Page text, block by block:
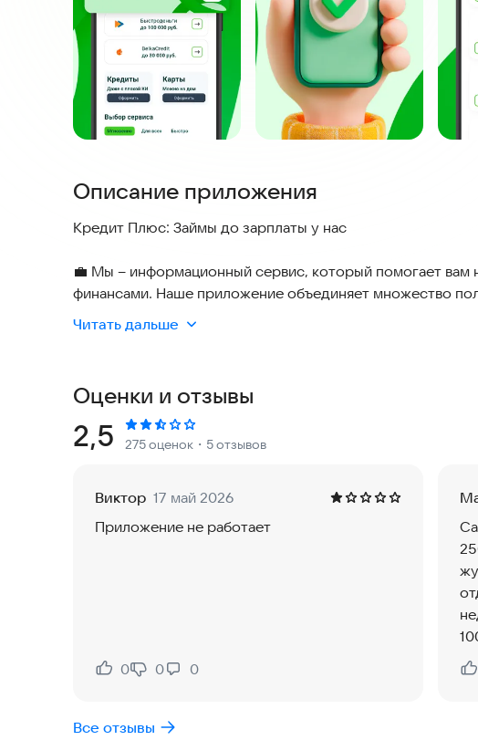
Описание приложения
Кредит Плюс: Займы до зарплаты у нас
💼 Мы – информационный сервис, который помогает вам
финансами. Наше приложение объединяет множество
оформить займы онлайн, займы до зарплаты и займы на
финансовых организаций и защиту вашей личной
«Кредит Плюс» предлагает займ до зарплаты, займ
займ онлайн, сравнить условия на займ до зарплаты.
Одним из главных преимуществ нашего сервиса
карту, не выходя из дома. Процесс подачи заявки на займы на карту занимает всего
Мы не являемся микрофинансовой организацией (МФО).
где вы можете выбрать наиболее подходящий вариант
кредиторов. Это позволяет вам сэкономить время и
💳 Защита ваших данных
Читать дальше
Оценки и отзывы
Рейтинг:
2,5 275 оценок ・5 отзывов
Виктор 17 май 2026
Приложение не работает
Нравится:
0
Не нравится:
0 0
Все отзывы